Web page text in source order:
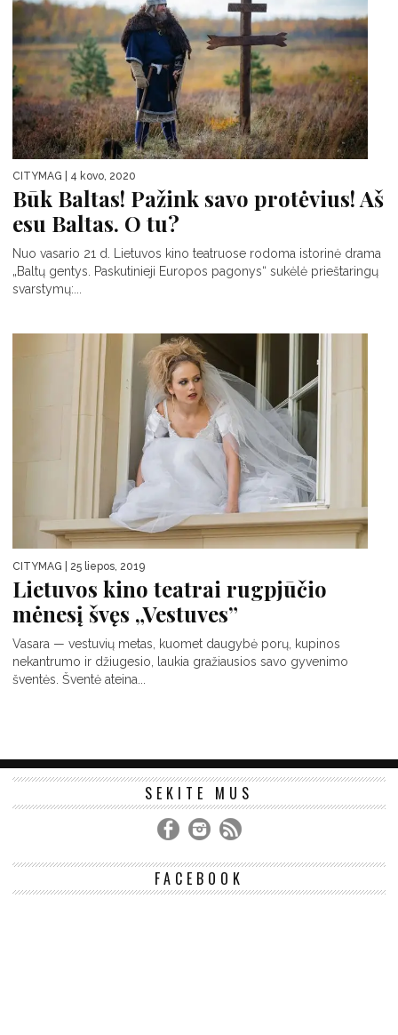
CITYMAG | 4 kovo, 2020
Būk Baltas! Pažink savo protėvius! Aš
esu Baltas. O tu?
Nuo vasario 21 d. Lietuvos kino teatruose rodoma istorinė drama
„Baltų gentys. Paskutinieji Europos pagonys“ sukėlė prieštaringų
svarstymų:...
CITYMAG | 25 liepos, 2019
Lietuvos kino teatrai rugpjūčio
mėnesį švęs „Vestuves”
Vasara — vestuvių metas, kuomet daugybė porų, kupinos
nekantrumo ir džiugesio, laukia gražiausios savo gyvenimo
šventės. Šventė ateina...
SEKITE MUS
FACEBOOK